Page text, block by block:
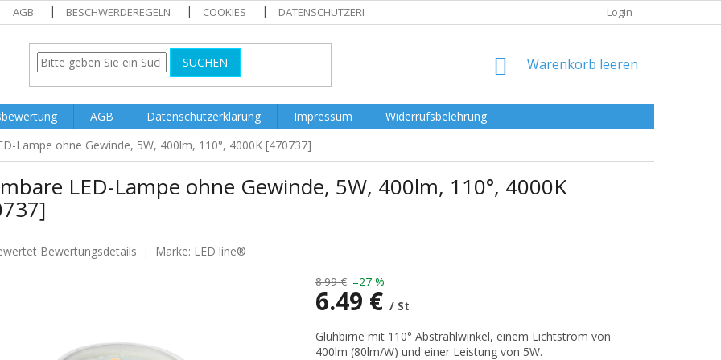
AGB BESCHWERDEREGELN COOKIES DATENSCHUTZERKLÄRUNG Login
SUCHEN WARENKORB
Warenkorb leeren
AGB Datenschutzerklärung Impressum
Widerrufsbelehrung
Lampe ohne Gewinde, 5W, 400lm, 110°, 4000K [470737]
LED-Lampe ohne Gewinde, 5W, 400lm, 110°, 4000K
Bewertungsdetails Marke: LED line®
8.99 € –27 %
6.49 € / St
Verkaufspreis:
Glühbirne mit 110° Abstrahlwinkel, einem Lichtstrom von
400lm (80lm/W) und einer Leistung von 5W.